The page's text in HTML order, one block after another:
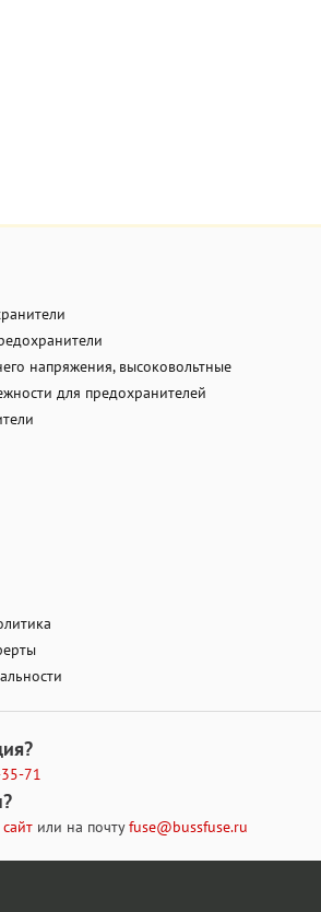
напряжения, высоковольтные
для предохранителей
71
или на почтуfuse@bussfuse.ru